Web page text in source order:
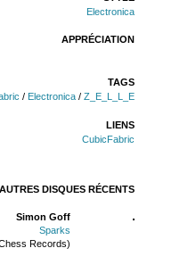
Electronica
APPRÉCIATION
TAGS
/ Electronica / Z_E_L_L_E
LIENS
CubicFabric
AUTRES DISQUES RÉCENTS
Simon Goff
Sparks
Records)